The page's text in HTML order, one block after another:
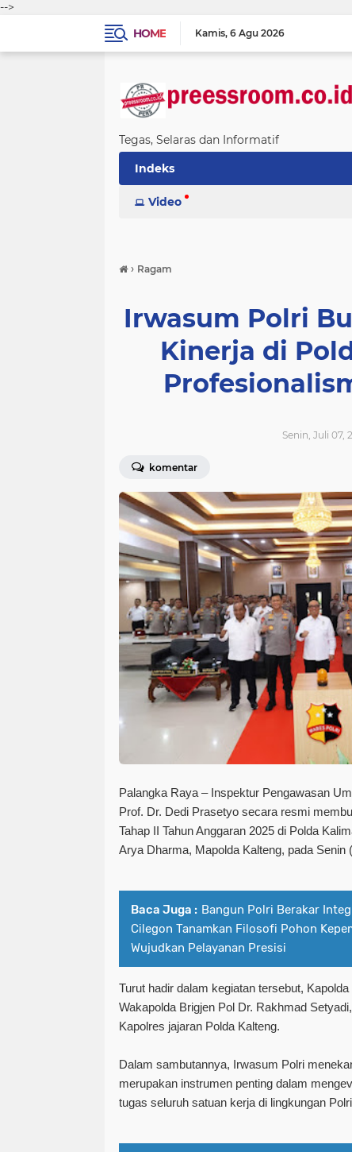
-->
HOME
Kamis 6 Agu 2026
Tegas, Selaras dan Informatif
Indeks
Video
› Ragam
Irwasum Polri
Kinerja di
Senin, Juli 07,
komentar
Palangka Raya – Inspektur Pengawasan
Prof. Dr. Dedi Prasetyo secara resmi
Tahap II Tahun Anggaran 2025 di Polda
Arya Dharma, Mapolda Kalteng, pada Senin
Baca Juga : Bangun Polri Berakar
Cilegon Tanamkan Filosofi Pohon
Wujudkan Pelayanan Presisi
Turut hadir dalam kegiatan tersebut,
Wakapolda Brigjen Pol Dr. Rakhmad
Kapolres jajaran Polda Kalteng.
Dalam sambutannya, Irwasum Polri
merupakan instrumen penting dalam
tugas seluruh satuan kerja di lingkungan